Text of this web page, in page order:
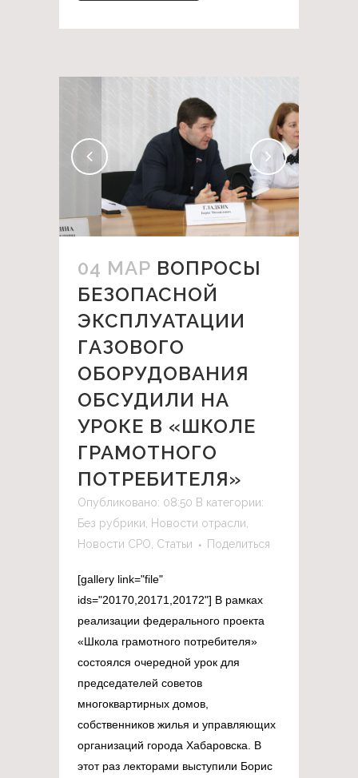
04 МАР ВОПРОСЫ
БЕЗОПАСНОЙ
ЭКСПЛУАТАЦИИ
ГАЗОВОГО
ОБОРУДОВАНИЯ
ОБСУДИЛИ НА
УРОКЕ В «ШКОЛЕ
ГРАМОТНОГО
ПОТРЕБИТЕЛЯ»
Опубликовано: 08:50 В категории:
Без рубрики
Новости отрасли
Новости СРО Статьи Поделиться
[gallery link="file"
ids="20170,20171,20172"] В рамках
реализации федерального проекта
«Школа грамотного потребителя»
состоялся очередной урок для
председателей советов
многоквартирных домов,
собственников жилья и управляющих
организаций города Хабаровска. В
этот раз лекторами выступили Борис